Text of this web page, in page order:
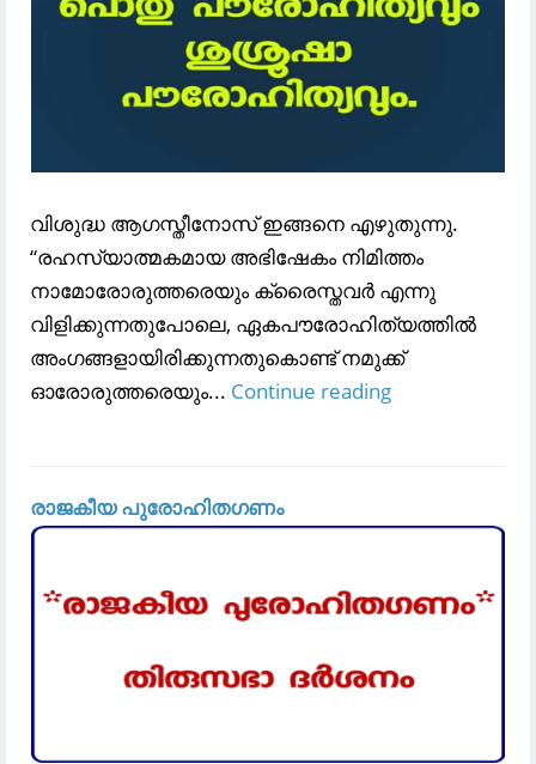
വിശുദ്ധ ആഗസ്തീനോസ് ഇങ്ങനെ എഴുതുന്നു.
“രഹസ്യാത്മകമായ അഭിഷേകം നിമിത്തം
നാമോരോരുത്തരെയും ക്രൈസ്തവർ എന്നു
വിളിക്കുന്നതുപോലെ, ഏകപൗരോഹിത്യത്തിൽ
അംഗങ്ങളായിരിക്കുന്നതുകൊണ്ട് നമുക്ക്
ഓരോരുത്തരെയും... Continue reading
രാജകീയ പുരോഹിതഗണം